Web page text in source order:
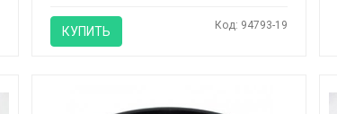
КУПИТЬ Код: 94793-19